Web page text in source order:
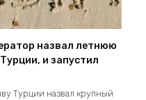
назвал летнюю
и запустил
Турции назвал крупный